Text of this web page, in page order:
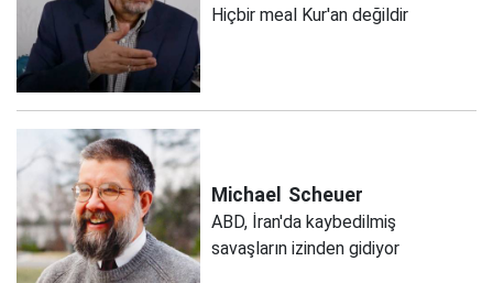
Hiçbir meal Kur'an değildir
Michael Scheuer
ABD, İran'da kaybedilmiş
savaşların izinden gidiyor